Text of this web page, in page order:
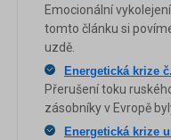
Emocionální
tomto článku si
uzdě.
Energetická krize
Přerušení toku
zásobníky v Evropě
Energetická krize